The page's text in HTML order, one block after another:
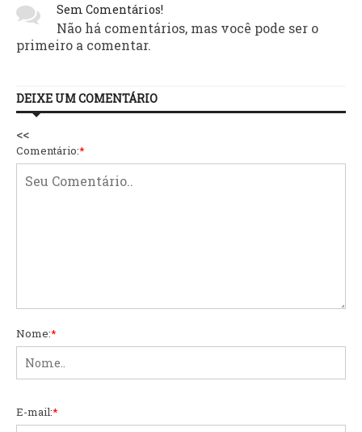
Sem Comentários!
Não há comentários, mas você pode ser o
primeiro a comentar.
DEIXE UM COMENTÁRIO
<<
Comentário:*
Nome:*
E-mail:*